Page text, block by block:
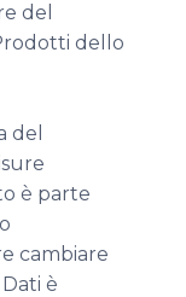
del
dello
del
è parte
cambiare
è